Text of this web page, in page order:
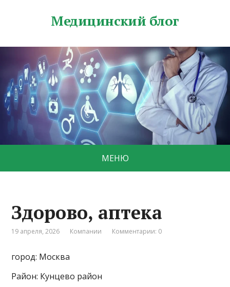
Медицинский блог
МЕНЮ
Здорово, аптека
19 апреля, 2026 Компании Комментарии: 0
город: Москва
Район: Кунцево район